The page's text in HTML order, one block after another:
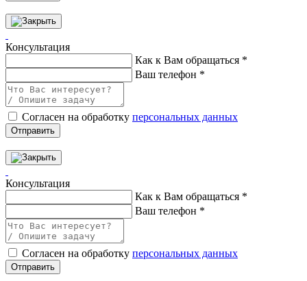
Консультация
Как к Вам обращаться *
Ваш телефон *
Согласен на обработку персональных данных
Отправить
Консультация
Как к Вам обращаться *
Ваш телефон *
Согласен на обработку персональных данных
Отправить